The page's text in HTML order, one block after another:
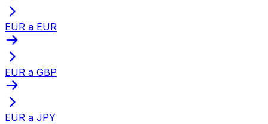
EUR a EUR
EUR a GBP
EUR a JPY